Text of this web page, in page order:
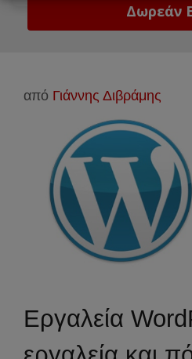
από Γιάννης Διβράμης
Εργαλεία